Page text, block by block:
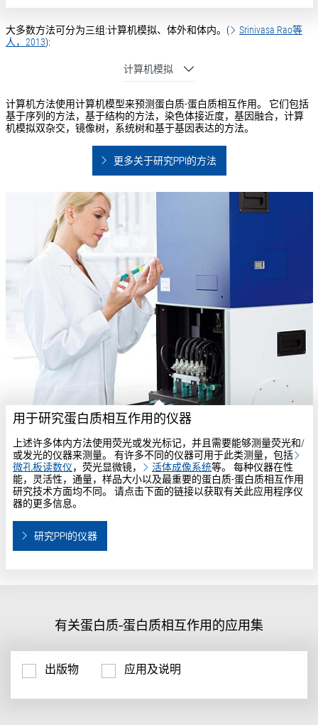
大多数方法可分为三组:计算机模拟、体外和体内。(
Srinivasa Rao等
人，2013):
计算机模拟
计算机方法使用计算机模型来预测蛋白质-蛋白质相互作用。 它们包括
基于序列的方法，基于结构的方法，染色体接近度，基因融合，计算
机模拟双杂交，镜像树，系统树和基于基因表达的方法。
更多关于研究PPI的方法
用于研究蛋白质相互作用的仪器
上述许多体内方法使用荧光或发光标记，并且需要能够测量荧光和/
或发光的仪器来测量。 有许多不同的仪器可用于此类测量，包括
微孔板读数仪，荧光显微镜， 活体成像系统等。 每种仪器在性
能，灵活性，通量，样品大小以及最重要的蛋白质-蛋白质相互作用
研究技术方面均不同。 请点击下面的链接以获取有关此应用程序仪
器的更多信息。
研究PPI的仪器
有关蛋白质-蛋白质相互作用的应用集
出版物 应用及说明